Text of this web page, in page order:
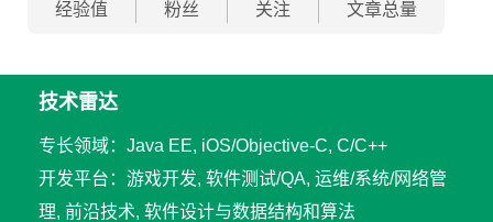
经验值 粉丝 关注 文章总量
技术雷达
专长领域：Java EE, iOS/Objective-C, C/C++
开发平台：游戏开发, 软件测试/QA, 运维/系统/网络管
理, 前沿技术, 软件设计与数据结构和算法